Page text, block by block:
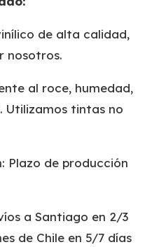
de alta calidad,
nosotros.
al roce, humedad,
Utilizamos tintas no
Plazo de producción
a Santiago en 2/3
de Chile en 5/7 días